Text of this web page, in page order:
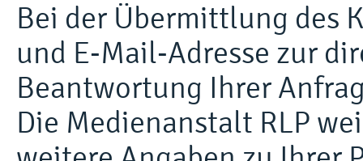
Bei der Übermittlung des
und E-Mail-Adresse zur
Beantwortung Ihrer
Die Medienanstalt RLP